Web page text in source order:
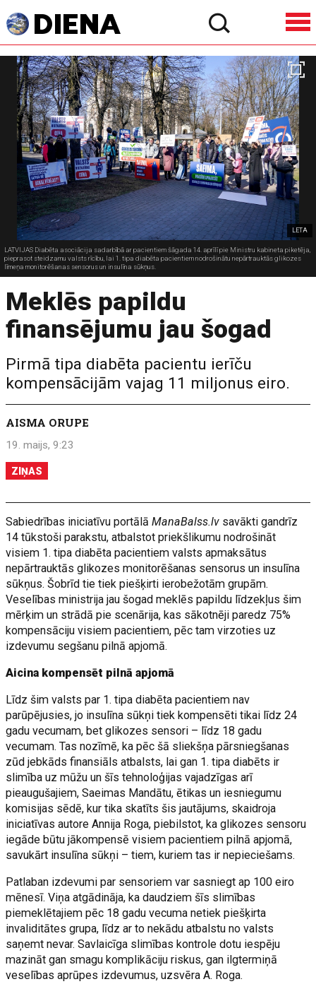
LETA
LATVIJAS Diabēta asociācija sadarbībā ar pacientiem šāgada 14. aprīlī pie Ministru kabineta piketēja,
pieprasot steidzamu valsts rīcību, lai 1. tipa diabēta pacientiem nodrošinātu nepārtrauktās glikozes
līmeņa monitorēšanas sensorus un insulīna sūkņus.
Meklēs papildu
finansējumu jau šogad
Pirmā tipa diabēta pacientu ierīču
kompensācijām vajag 11 miljonus eiro.
AISMA ORUPE
19. maijs, 9:23
ZIŅAS
Sabiedrības iniciatīvu portālāManaBalss.lv savākti gandrīz
14 tūkstoši parakstu, atbalstot priekšlikumu nodrošināt
visiem 1. tipa diabēta pacientiem valsts apmaksātus
nepārtrauktās glikozes monitorēšanas sensorus un insulīna
sūkņus. Šobrīd tie tiek piešķirti ierobežotām grupām.
Veselības ministrija jau šogad meklēs papildu līdzekļus šim
mērķim un strādā pie scenārija, kas sākotnēji paredz 75%
kompensāciju visiem pacientiem, pēc tam virzoties uz
izdevumu segšanu pilnā apjomā.
Aicina kompensēt pilnā apjomā
Līdz šim valsts par 1. tipa diabēta pacientiem nav
parūpējusies, jo insulīna sūkņi tiek kompensēti tikai līdz 24
gadu vecumam, bet glikozes sensori – līdz 18 gadu
vecumam. Tas nozīmē, ka pēc šā sliekšņa pārsniegšanas
zūd jebkāds finansiāls atbalsts, lai gan 1. tipa diabēts ir
slimība uz mūžu un šīs tehnoloģijas vajadzīgas arī
pieaugušajiem, Saeimas Mandātu, ētikas un iesniegumu
komisijas sēdē, kur tika skatīts šis jautājums, skaidroja
iniciatīvas autore Annija Roga, piebilstot, ka glikozes sensoru
iegāde būtu jākompensē visiem pacientiem pilnā apjomā,
savukārt insulīna sūkņi – tiem, kuriem tas ir nepieciešams.
Patlaban izdevumi par sensoriem var sasniegt ap 100 eiro
mēnesī. Viņa atgādināja, ka daudziem šīs slimības
piemeklētajiem pēc 18 gadu vecuma netiek piešķirta
invaliditātes grupa, līdz ar to nekādu atbalstu no valsts
saņemt nevar. Savlaicīga slimības kontrole dotu iespēju
mazināt gan smagu komplikāciju riskus, gan ilgtermiņā
veselības aprūpes izdevumus, uzsvēra A. Roga.